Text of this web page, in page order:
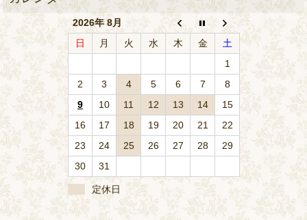
2026年 8月
日
月 火 水 木 金
土
1
2
3 4 5 6 7
8
9
10 11 12 13 14
15
16
17 18 19 20 21
22
23
24 25 26 27 28
29
30
31
定休日